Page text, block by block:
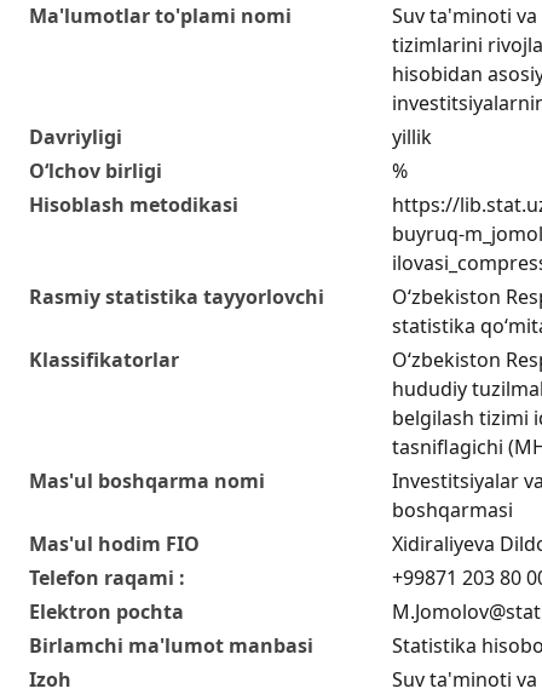
Ma'lumotlar to'plami nomi
Suv ta'minoti
tizimlarini
hisobidan
Davriyligi
yillik
O‘lchov birligi
%
Hisoblash metodikasi
https://
buyruq-
Rasmiy statistika tayyorlovchi
O‘zbekiston
statistika
Klassifikatorlar
O‘zbekiston
hududiy
belgilash tizimi
tasniflagichi
Mas'ul boshqarma nomi
Investitsiyalar
boshqarmasi
Mas'ul hodim FIO
Xidiraliyeva
Telefon raqami :
+99871 203 80
Elektron pochta
Birlamchi ma'lumot manbasi
Statistika
Izoh
Suv ta'minoti